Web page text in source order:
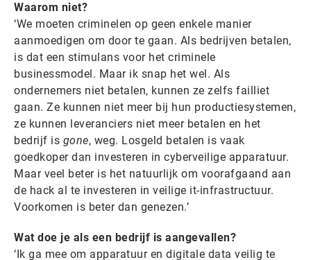
Waarom niet?
‘We moeten criminelen op geen enkele manier
aanmoedigen om door te gaan. Als bedrijven betalen,
is dat een stimulans voor het criminele
businessmodel. Maar ik snap het wel. Als
ondernemers niet betalen, kunnen ze zelfs failliet
gaan. Ze kunnen niet meer bij hun productiesystemen,
ze kunnen leveranciers niet meer betalen en het
bedrijf is gone, weg. Losgeld betalen is vaak
goedkoper dan investeren in cyberveilige apparatuur.
Maar veel beter is het natuurlijk om voorafgaand aan
de hack al te investeren in veilige it-infrastructuur.
Voorkomen is beter dan genezen.’
Wat doe je als een bedrijf is aangevallen?
‘Ik ga mee om apparatuur en digitale data veilig te